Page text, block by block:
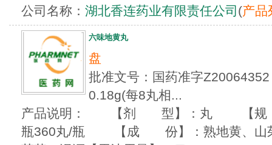
公司名称： 湖北香连药业有限责任公司 (产品
六味地黄丸
盘
批准文号：国药准字
0.18g(每8丸相...
产品说明： 【剂 型】：丸 【规
瓶360丸/瓶 【成 份】：熟地黄、山茱